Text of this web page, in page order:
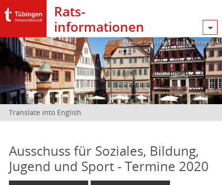
Rats­
informationen
Bild: @Manuel Schönfeld – stock.adobe.com
Translate into English
Ausschuss für Soziales, Bildung,
Jugend und Sport - Termine 2020